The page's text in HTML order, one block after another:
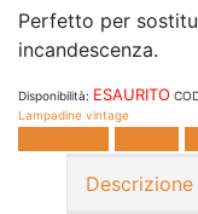
Perfetto per
incandescenza.
Disponibilità: ESAURITO
Lampadine vintage
Descrizione